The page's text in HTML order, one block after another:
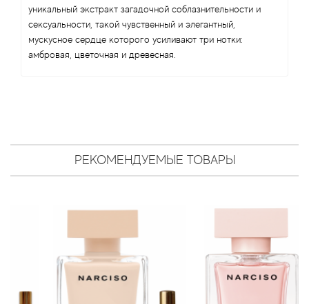
уникальный экстракт загадочной соблазнительности и
сексуальности, такой чувственный и элегантный,
мускусное сердце которого усиливают три нотки:
амбровая, цветочная и древесная.
РЕКОМЕНДУЕМЫЕ ТОВАРЫ
Atelier Cologne
Au Pays de la Fleur d’Oranger